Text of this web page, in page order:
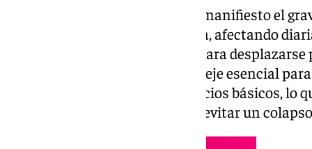
Durante la reunión, se puso de manifiesto el
397 está teniendo en la comarca, afectando
personas que utilizan esta vía para
económicos. La carretera es un eje esencial
empresas de suministro y servicios básicos, lo
reparación sea prioritaria para evitar un